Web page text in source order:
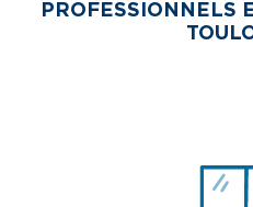
PROFESSIONNELS